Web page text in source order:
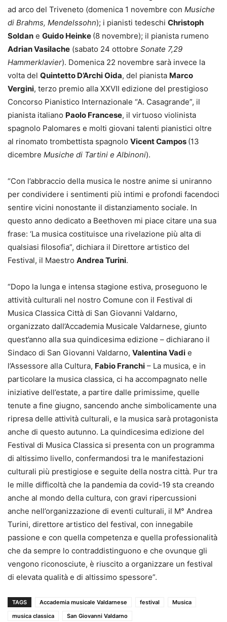
ad arco del Triveneto (domenica 1 novembre con Musiche
di Brahms, Mendelssohn); i pianisti tedeschi Christoph
Soldan e Guido Heinke (8 novembre); il pianista rumeno
Adrian Vasilache (sabato 24 ottobre Sonate 7,29
Hammerklavier). Domenica 22 novembre sarà invece la
volta del Quintetto D’Archi Oida, del pianista Marco
Vergini, terzo premio alla XXVII edizione del prestigioso
Concorso Pianistico Internazionale “A. Casagrande”, il
pianista italiano Paolo Francese, il virtuoso violinista
spagnolo Palomares e molti giovani talenti pianistici oltre
al rinomato trombettista spagnolo Vicent Campos (13
dicembre Musiche di Tartini e Albinoni).
“Con l’abbraccio della musica le nostre anime si uniranno
per condividere i sentimenti più intimi e profondi facendoci
sentire vicini nonostante il distanziamento sociale. In
questo anno dedicato a Beethoven mi piace citare una sua
frase: ‘La musica costituisce una rivelazione più alta di
qualsiasi filosofia”, dichiara il Direttore artistico del
Festival, il Maestro Andrea Turini.
“Dopo la lunga e intensa stagione estiva, proseguono le
attività culturali nel nostro Comune con il Festival di
Musica Classica Città di San Giovanni Valdarno,
organizzato dall’Accademia Musicale Valdarnese, giunto
quest’anno alla sua quindicesima edizione – dichiarano il
Sindaco di San Giovanni Valdarno, Valentina Vadi e
l’Assessore alla Cultura, Fabio Franchi – La musica, e in
particolare la musica classica, ci ha accompagnato nelle
iniziative dell’estate, a partire dalle primissime, quelle
tenute a fine giugno, sancendo anche simbolicamente una
ripresa delle attività culturali, e la musica sarà protagonista
anche di questo autunno. La quindicesima edizione del
Festival di Musica Classica si presenta con un programma
di altissimo livello, confermandosi tra le manifestazioni
culturali più prestigiose e seguite della nostra città. Pur tra
le mille difficoltà che la pandemia da covid-19 sta creando
anche al mondo della cultura, con gravi ripercussioni
anche nell’organizzazione di eventi culturali, il M° Andrea
Turini, direttore artistico del festival, con innegabile
passione e con quella competenza e quella professionalità
che da sempre lo contraddistinguono e che ovunque gli
vengono riconosciute, è riuscito a organizzare un festival
di elevata qualità e di altissimo spessore”.
TAGS Accademia musicale Valdarnese festival
Musica
musica classica
San Giovanni Valdarno